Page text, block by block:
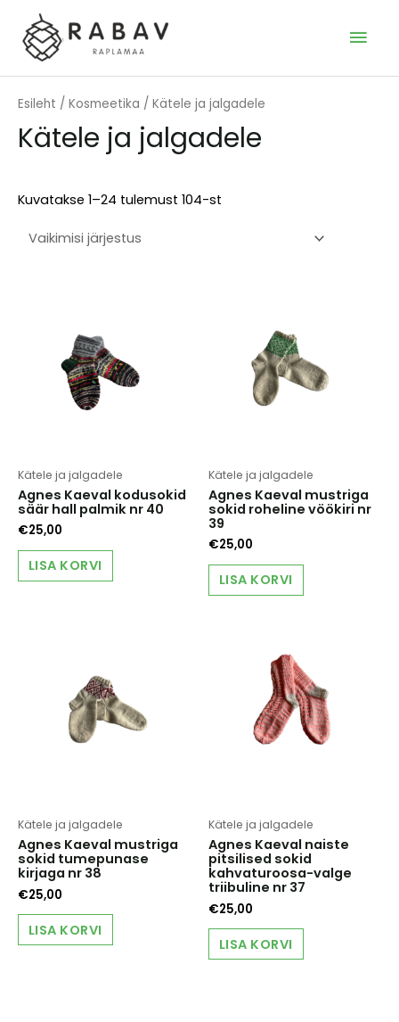
content
Esileht / Kosmeetika / Kätele ja jalgadele
Kätele ja jalgadele
Kuvatakse 1–24 tulemust 104-st
Kätele ja jalgadele
Agnes Kaeval kodusokid
säär hall palmik nr 40
€25,00
LISA KORVI
Kätele ja jalgadele
Agnes Kaeval mustriga
sokid roheline vöökiri nr
39
€25,00
LISA KORVI
Kätele ja jalgadele
Agnes Kaeval mustriga
sokid tumepunase
kirjaga nr 38
€25,00
LISA KORVI
Kätele ja jalgadele
Agnes Kaeval naiste
pitsilised sokid
kahvaturoosa-valge
triibuline nr 37
€25,00
LISA KORVI